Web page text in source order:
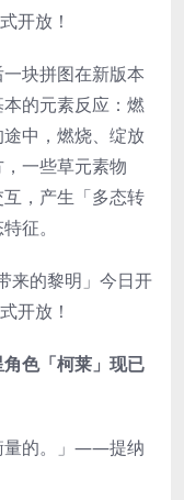
块拼图在新版本
的元素反应：燃
中，燃烧、绽放
一些草元素物
，产生「多态转
征。
色「柯莱」现已
量的。」——提纳